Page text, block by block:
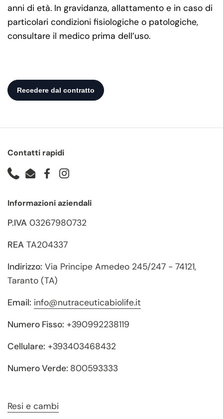
anni di età. In gravidanza, allattamento e in caso di
particolari condizioni fisiologiche o patologiche,
consultare il medico prima dell’uso.
Contatti rapidi
PhoneEmailFacebookInstagram
Informazioni aziendali
P.IVA 03267980732
REA TA204337
Indirizzo: Via Principe Amedeo 245/247 - 74121,
Taranto (TA)
Email: info@nutraceuticabiolife.it
Numero Fisso: +390992238119
Cellulare: +393403468432
Numero Verde: 800593333
Resi e cambi